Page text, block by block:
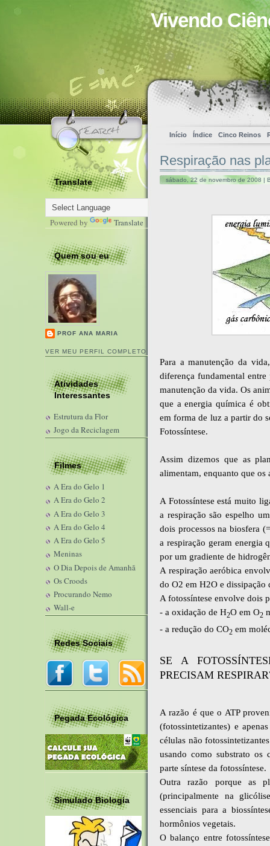
Vivendo
Início Índice Cinco Reinos
Translate
Powered by Translate
Quem sou eu
PROF ANA MARIA
VER MEU PERFIL COMPLETO
Atividades
Interessantes
Estrutura da Flor
Jogo da Reciclagem
Filmes
A Era do Gelo 1
A Era do Gelo 2
A Era do Gelo 3
A Era do Gelo 4
A Era do Gelo 5
Meninas
O Dia Depois de Amanhã
Os Croods
Procurando Nemo
Wall-e
Redes Sociais
Pegada Ecológica
Simulado Biologia
Respiração nas
sábado, 22 de novembro de 2008 |
Para a manutenção da
diferença fundamental
manutenção da vida. Os
que a energia química é
em forma de luz a partir do
Fotossíntese.
Assim dizemos que as
alimentam, enquanto que os
A Fotossíntese está muito
a respiração são espelho
dois processos na biosfera
a respiração geram energia
por um gradiente de
A respiração aeróbica
do O2 em H2O e dissipação
A fotossíntese envolve dois
- a oxidação de H2O em O2
- a redução do CO2 em
SE A
PRECISAM
A razão é que o ATP
(fotossintetizantes) e
células não
usando como substrato os
parte síntese da fotossíntese.
Outra razão porque as
(principalmente na
essenciais para a
hormônios vegetais.
O balanço entre